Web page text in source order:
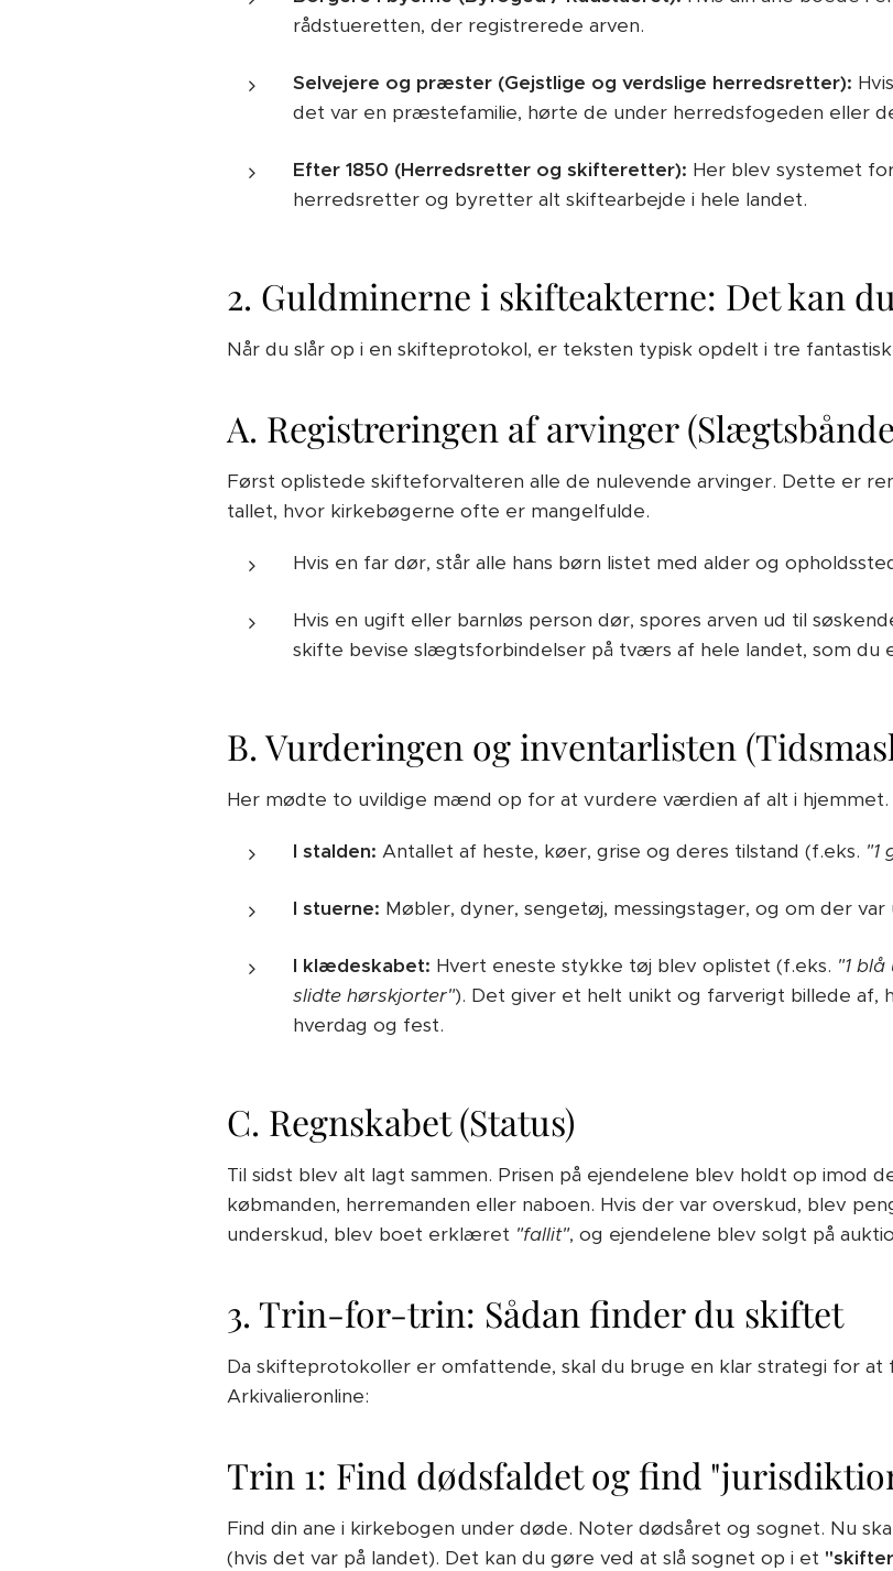
rådstueretten, der registrerede arven.
Selvejere og præster (Gejstlige og verdslige herredsretter):
det var en præstefamilie, hørte de under herredsfogeden eller
Efter 1850 (Herredsretter og skifteretter): Her blev systemet
herredsretter og byretter alt skiftearbejde i hele landet.
2. Guldminerne i skifteakterne: Det kan
Når du slår op i en skifteprotokol, er teksten typisk opdelt i tre
A. Registreringen af arvinger
Først oplistede skifteforvalteren alle de nulevende arvinger. Dette er
tallet, hvor kirkebøgerne ofte er mangelfulde.
Hvis en far dør, står alle hans børn listet med alder og
Hvis en ugift eller barnløs person dør, spores arven ud til
skifte bevise slægtsforbindelser på tværs af hele landet, som du
B. Vurderingen og inventarlisten
Her mødte to uvildige mænd op for at vurdere værdien af alt i
I stalden: Antallet af heste, køer, grise og deres tilstand (f.eks. "1
I stuerne: Møbler, dyner, sengetøj, messingstager, og om der
I klædeskabet: Hvert eneste stykke tøj blev oplistet (f.eks. "1
slidte hørskjorter"). Det giver et helt unikt og farverigt billede af,
hverdag og fest.
C. Regnskabet (Status)
Til sidst blev alt lagt sammen. Prisen på ejendelene blev holdt op imod
købmanden, herremanden eller naboen. Hvis der var overskud, blev
underskud, blev boet erklæret "fallit", og ejendelene blev solgt på
3. Trin-for-trin: Sådan finder du skiftet
Da skifteprotokoller er omfattende, skal du bruge en klar strategi for
Arkivalieronline:
Trin 1: Find dødsfaldet og find
Find din ane i kirkebogen under døde. Noter dødsåret og sognet. Nu
(hvis det var på landet). Det kan du gøre ved at slå sognet op i et